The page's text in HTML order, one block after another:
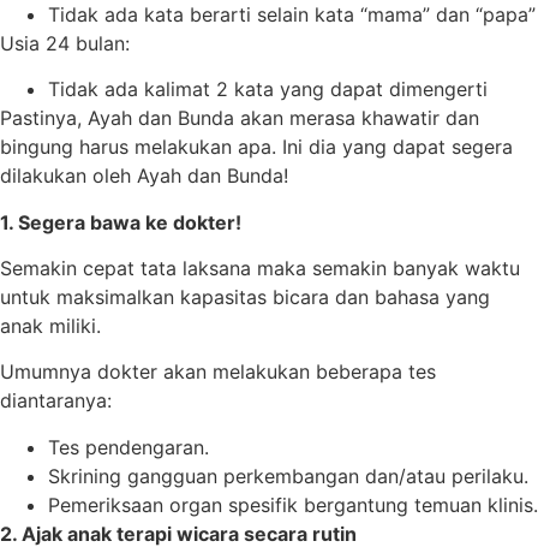
Tidak ada kata berarti selain kata “mama” dan “papa”
Usia 24 bulan:
Tidak ada kalimat 2 kata yang dapat dimengerti
Pastinya, Ayah dan Bunda akan merasa khawatir dan
bingung harus melakukan apa. Ini dia yang dapat segera
dilakukan oleh Ayah dan Bunda!
1. Segera bawa ke dokter!
Semakin cepat tata laksana maka semakin banyak waktu
untuk maksimalkan kapasitas bicara dan bahasa yang
anak miliki.
Umumnya dokter akan melakukan beberapa tes
diantaranya:
Tes pendengaran.
Skrining gangguan perkembangan dan/atau perilaku.
Pemeriksaan organ spesifik bergantung temuan klinis.
2. Ajak anak terapi wicara secara rutin